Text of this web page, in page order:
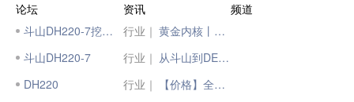
论坛
斗山DH220-7挖掘机
斗山DH220-7
DH220
资讯
行业｜
黄金内核丨山推DH24-G工况全能王！
行业｜
从斗山到DEVELON迪万伦 现代斗山工程机械焕新升级！
行业｜
【价格】全国挖掘机成交价格大汇总（2023年3月22日）
频道